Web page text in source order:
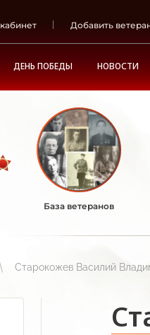
Добавить
ДЕНЬ ПОБЕДЫ НОВОСТИ
База ветеранов
Старокожев Василий